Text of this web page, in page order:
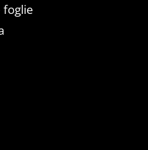
foglie